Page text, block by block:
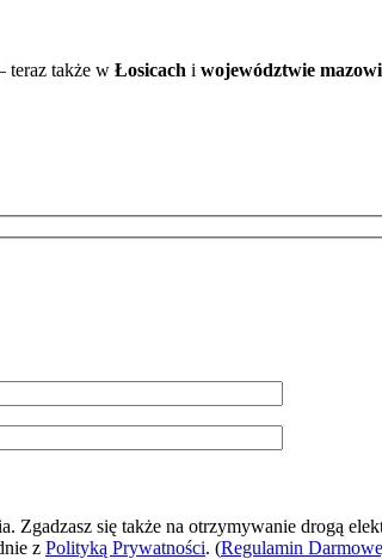
teraz także w Łosicach i województwie
Zgadzasz się także na otrzymywanie drogą
z Polityką Prywatności. (Regulamin